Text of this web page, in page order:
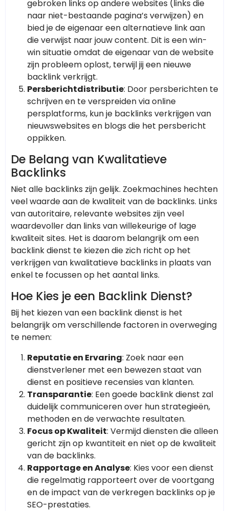
gebroken links op andere websites (links die
naar niet-bestaande pagina’s verwijzen) en
bied je de eigenaar een alternatieve link aan
die verwijst naar jouw content. Dit is een win-
win situatie omdat de eigenaar van de website
zijn probleem oplost, terwijl jij een nieuwe
backlink verkrijgt.
Persberichtdistributie: Door persberichten te
schrijven en te verspreiden via online
persplatforms, kun je backlinks verkrijgen van
nieuwswebsites en blogs die het persbericht
oppikken.
De Belang van Kwalitatieve
Backlinks
Niet alle backlinks zijn gelijk. Zoekmachines hechten
veel waarde aan de kwaliteit van de backlinks. Links
van autoritaire, relevante websites zijn veel
waardevoller dan links van willekeurige of lage
kwaliteit sites. Het is daarom belangrijk om een
backlink dienst te kiezen die zich richt op het
verkrijgen van kwalitatieve backlinks in plaats van
enkel te focussen op het aantal links.
Hoe Kies je een Backlink Dienst?
Bij het kiezen van een backlink dienst is het
belangrijk om verschillende factoren in overweging
te nemen:
Reputatie en Ervaring: Zoek naar een
dienstverlener met een bewezen staat van
dienst en positieve recensies van klanten.
Transparantie: Een goede backlink dienst zal
duidelijk communiceren over hun strategieën,
methoden en de verwachte resultaten.
Focus op Kwaliteit: Vermijd diensten die alleen
gericht zijn op kwantiteit en niet op de kwaliteit
van de backlinks.
Rapportage en Analyse: Kies voor een dienst
die regelmatig rapporteert over de voortgang
en de impact van de verkregen backlinks op je
SEO-prestaties.